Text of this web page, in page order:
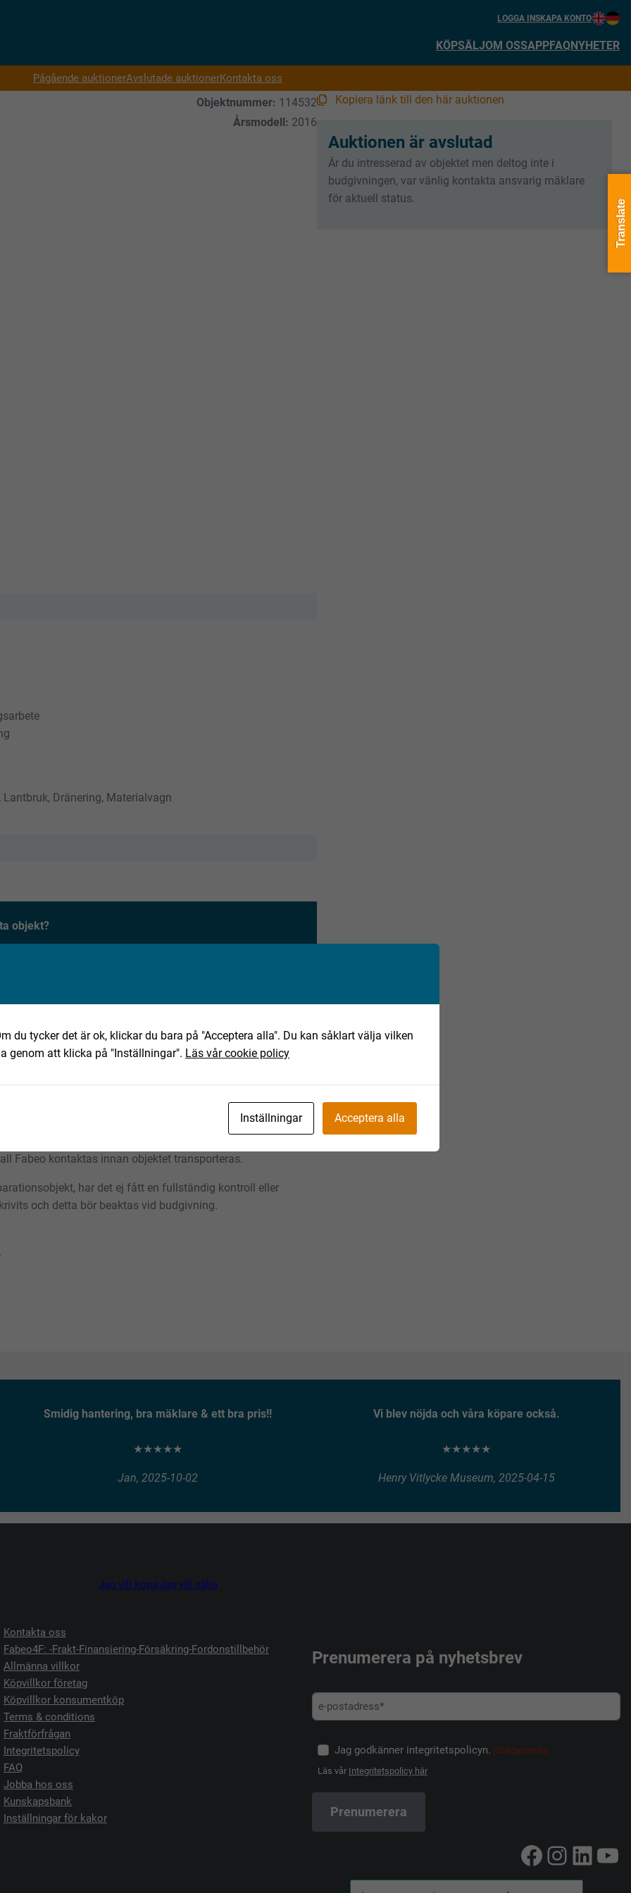
LOGGA INSKAPA KONTO
KÖPSÄLJOM OSSAPPFAQNYHETER
Pågående auktionerAvslutade auktionerKontakta oss
Objektnummer: 114532
Årsmodell: 2016
Dränering, Materialvagn
objekt?
av det text-, bild- och filmmaterial som finns
Eventuella anmärkningar härefter beaktas inte. Om
Fabeo kontaktas innan objektet transporteras.
har det ej fått en fullständig kontroll eller
och detta bör beaktas vid budgivning.
Kopiera länk till den här auktionen
Auktionen är avslutad
Är du intresserad av objektet men deltog inte i
budgivningen, var vänlig kontakta ansvarig mäklare
för aktuell status.
Smidig hantering, bra mäklare & ett bra pris!!
★★★★★
Jan, 2025-10-02
Vi blev nöjda och våra köpare också.
★★★★★
Henry Vitlycke Museum, 2025-04-15
Jag vill köpaJag vill sälja
Kontakta oss
Fabeo4F: -Frakt-Finansiering-Försäkring-Fordonstillbehör
Allmänna villkor
Köpvillkor företag
Köpvillkor konsumentköp
Terms & conditions
Fraktförfrågan
Integritetspolicy
FAQ
Jobba hos oss
Kunskapsbank
Inställningar för kakor
Prenumerera på nyhetsbrev
Jag godkänner integritetspolicyn. (Obligatoriskt)
Läs vår Integritetspolicy här
Facebook
du tycker det är ok, klickar du bara på "Acceptera alla". Du kan såklart välja vilken
genom att klicka på "Inställningar". Läs vår cookie policy
Inställningar Acceptera alla
Translate